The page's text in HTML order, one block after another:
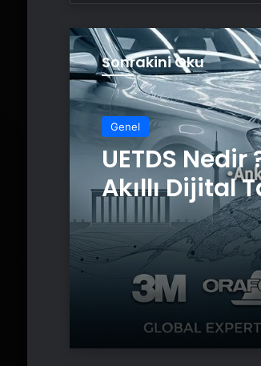
Sonrakini Oku
Genel
UETDS
Akıllı Dijital
Yazılımı